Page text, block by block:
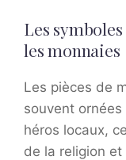
Les
les monnaies
Les pièces de
souvent
héros locaux,
de la religion